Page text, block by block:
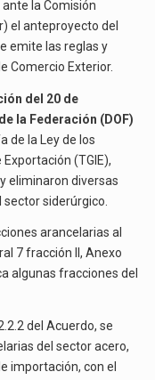
La inversión fija bruta en México registró un aumento de 1.1% interanual en mayo de…
El gobierno de Estados Unidos anunciará un arancel del 15 % sobre los productos fabricados…
ante la Comisión
el anteproyecto del
emite las reglas y
Comercio Exterior.
del 20 de
la Federación (DOF)
de la Ley de los
(TGIE),
eliminaron diversas
siderúrgico.
arancelarias al
7 fracción II, Anexo
algunas fracciones del
del Acuerdo, se
del sector acero,
importación, con el